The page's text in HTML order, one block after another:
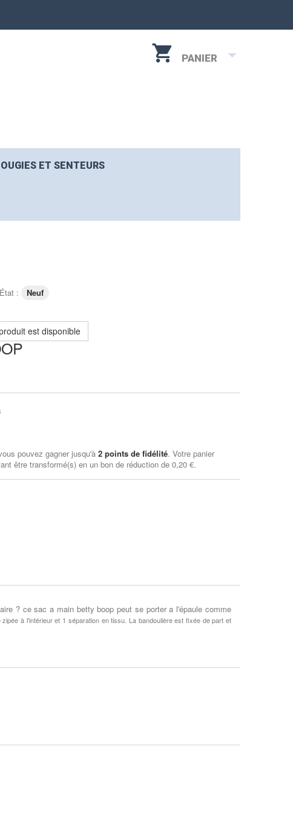
PANIER
ET SENTEURS
État : Neuf
est disponible
pouvez gagner jusqu'à 2 points de fidélité. Votre panier
être transformé(s) en un bon de réduction de 0,20 €.
? ce sac a main betty boop peut se porter a l'épaule comme
à l'intérieur et 1 séparation en tissu. La bandoulière est fixée de part et